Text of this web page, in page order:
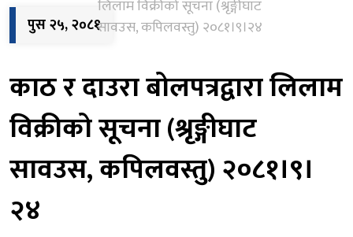
लिलाम विक्रीको सूचना (श्रृङ्गीघाट
सावउस, कपिलवस्तु) २०८१।९।२४
पुस २५, २०८१
काठ र दाउरा बोलपत्रद्वारा लिलाम
विक्रीको सूचना (श्रृङ्गीघाट
सावउस, कपिलवस्तु) २०८१।९।
२४